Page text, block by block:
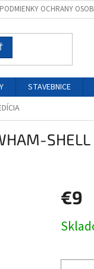
PODMIENKY OCHRANY
STAVEBNICE
€9
cena: